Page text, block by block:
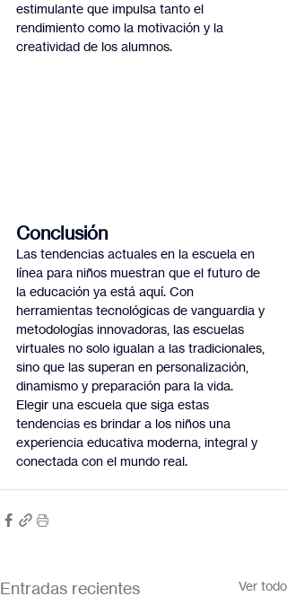
estimulante que impulsa tanto el
rendimiento como la motivación y la
creatividad de los alumnos.
Conclusión
Las tendencias actuales en la escuela en
línea para niños muestran que el futuro de
la educación ya está aquí. Con
herramientas tecnológicas de vanguardia y
metodologías innovadoras, las escuelas
virtuales no solo igualan a las tradicionales,
sino que las superan en personalización,
dinamismo y preparación para la vida.
Elegir una escuela que siga estas
tendencias es brindar a los niños una
experiencia educativa moderna, integral y
conectada con el mundo real.
Entradas recientes Ver todo